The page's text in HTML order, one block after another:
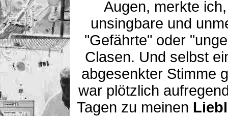
Augen, merkte
unsingbare und
"Gefährte" oder
Clasen. Und selbst
abgesenkter Stimme
war plötzlich
Tagen zu meinen